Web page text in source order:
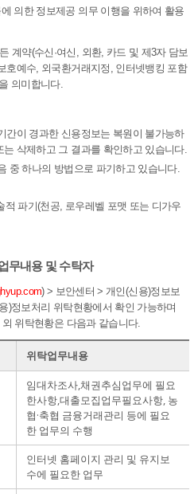
의한 정보제공 의무 이행을 위하여 활용
계약(수신·여신, 외환, 카드 및 제3자 담보
호예수, 외국환거래지정, 인터넷뱅킹 포함
의미합니다.
간이 경과한 신용정보는 복원이 불가능하
삭제하고 그 결과를 확인하고 있습니다.
중 하나의 방법으로 파기하고 있습니다.
적 파기(천공, 로우레벨 포맷 또는 디가우
무내용 및 수탁자
) > 보안센터 > 개인(신용)정보보
)정보처리 위탁현황에서 확인 가능하며
외 위탁현황은 다음과 같습니다.
위탁업무내용
임대차조사,채권추심업무에 필요
한사항,대출모집업무필요사항, 농
협·축협 금융거래관리 등에 필요
한 업무의 수행
인터넷 홈페이지 관리 및 유지보
수에 필요한 업무